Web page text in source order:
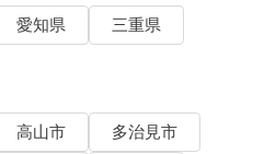
愛知県 三重県
高山市
多治見市